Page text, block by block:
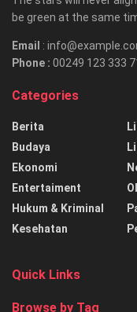
be green at the same
Email :
Phone : 00249 123 333
Categories
Berita
Budaya
Ekonomi
Entertaiment
Hukum & Kriminal
Kesehatan
Quick Links
Browse by Tag